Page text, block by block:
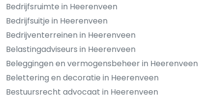
Bedrijfsruimte in Heerenveen
Bedrijfsuitje in Heerenveen
Bedrijventerreinen in Heerenveen
Belastingadviseurs in Heerenveen
Beleggingen en vermogensbeheer in Heerenveen
Belettering en decoratie in Heerenveen
Bestuursrecht advocaat in Heerenveen